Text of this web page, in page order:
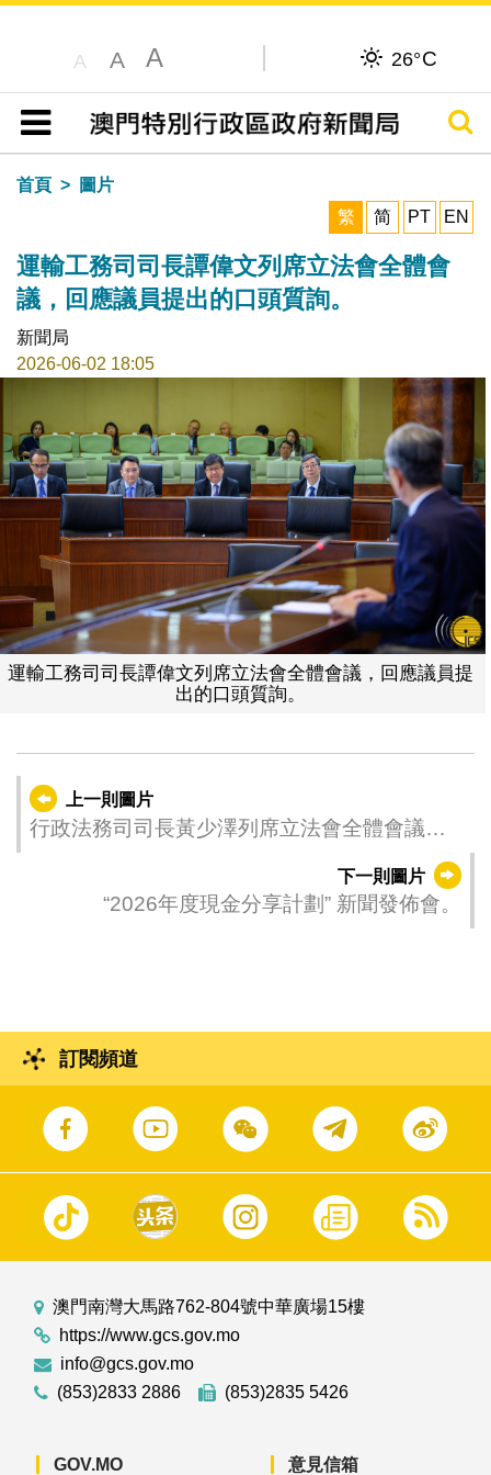
A A A 26°C
目錄
搜尋
首頁
圖片
繁
简 PT EN
運輸工務司司長譚偉文列席立法會全體會
議，回應議員提出的口頭質詢。
新聞局
2026-06-02 18:05
運輸工務司司長譚偉文列席立法會全體會議，回應議員提
出的口頭質詢。
上一則圖片
行政法務司司長黃少澤列席立法會全體會議，
下一則圖片
“2026年度現金分享計劃” 新聞發佈會。
訂閱頻道
澳門南灣大馬路762-804號中華廣場15樓
https://www.gcs.gov.mo
info@gcs.gov.mo
(853)2833 2886
(853)2835 5426
GOV.MO 意見信箱